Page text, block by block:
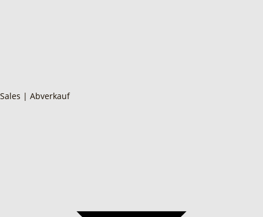
Sales | Abverkauf